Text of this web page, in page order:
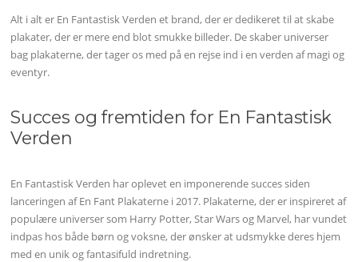
Alt i alt er En Fantastisk Verden et brand, der er dedikeret til at skabe
plakater, der er mere end blot smukke billeder. De skaber universer
bag plakaterne, der tager os med på en rejse ind i en verden af magi og
eventyr.
Succes og fremtiden for En Fantastisk
Verden
En Fantastisk Verden har oplevet en imponerende succes siden
lanceringen af En Fant Plakaterne i 2017. Plakaterne, der er inspireret af
populære universer som Harry Potter, Star Wars og Marvel, har vundet
indpas hos både børn og voksne, der ønsker at udsmykke deres hjem
med en unik og fantasifuld indretning.